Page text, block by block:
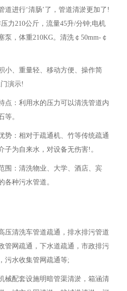
道进行‘清肠’了，管道清淤更加了!
力210公斤，流量45升/分钟;电机
，体重210KG。清洗￠50mm-￠
小、重量轻、移动方便、操作简
演示!
点：利用水的压力可以清洗管道内
等。
势：相对于疏通机、竹等传统疏通
子为自来水，对设备无伤害!。
围：清洗物业、大学、酒店、宾
各种污水管道。
压清洗车管道疏通，排水排污管道
管网疏通，下水道疏通，市政排污
污水收集管网疏通等;
械配套设施明暗管渠清淤，箱涵清